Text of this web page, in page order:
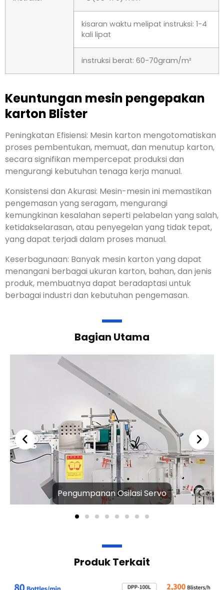
kisaran waktu melipat instruksi: 1-4
kali lipat
instruksi berat: 60-70gram/m²
Keuntungan mesin pengepakan
karton Blister
Peningkatan Efisiensi: Mesin karton mengotomatiskan
proses pembentukan, memuat, dan menutup karton,
secara signifikan mempercepat produksi dan
mengurangi kebutuhan tenaga kerja manual.
Konsistensi dan Akurasi: Mesin-mesin ini memastikan
pengemasan yang seragam, mengurangi
kemungkinan kesalahan seperti pelabelan yang salah,
ketidakselarasan, atau penyegelan yang tidak tepat,
yang dapat terjadi dalam proses manual.
Keserbagunaan: Banyak mesin karton yang dapat
menangani berbagai ukuran karton, bahan, dan jenis
produk, membuatnya dapat beradaptasi untuk
berbagai industri dan kebutuhan pengemasan.
Bagian Utama
Pengumpanan Osilasi Servo
Produk Terkait